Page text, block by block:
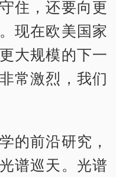
住，还要向更
现在欧美国家
大规模的下一
常激烈，我们
前沿研究，
谱巡天。光谱